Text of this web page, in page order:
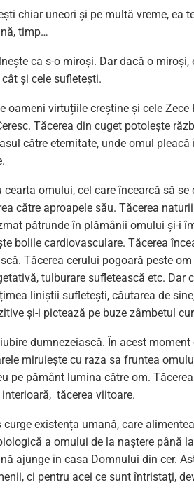
chiar uneori și pe multă vreme, ea
timp…
ca s-o miroși. Dar dacă o miroși,
și cele sufletești.
virtuțiile creștine și cele Zece
Tăcerea din cuget potolește
către eternitate, unde omul
omului, cel care încearcă să se
către aproapele său. Tăcerea
pătrunde în plămânii omului și-i
bolile cardiovasculare. Tăcerea
Tăcerea cerului pogoară peste
tulburare sufletească etc. Dar
liniștii sufletești, căutarea de
și-i pictează pe buze zâmbetul
dumnezeiască. În acest
miruiește cu raza sa fruntea
pe pământ lumina către om.
tăcerea viitoare.
existența umană, care
a omului de la naștere până
ajunge în casa Domnului din cer.
ci pentru acei ce sunt întristați,